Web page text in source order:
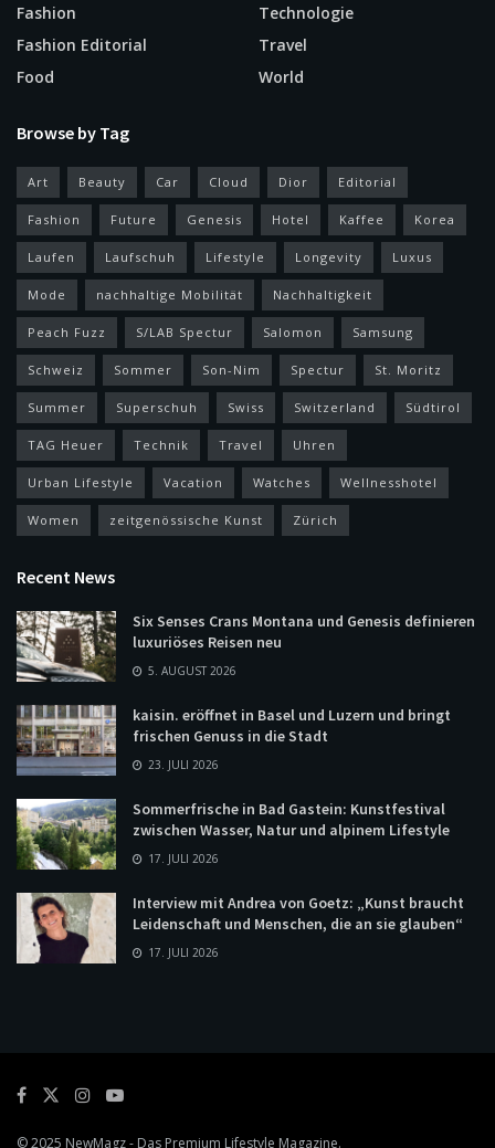
Fashion
Fashion Editorial
Food
Technologie
Travel
World
Browse by Tag
Art Beauty Car Cloud Dior Editorial
Fashion Future Genesis Hotel Kaffee Korea
Laufen Laufschuh Lifestyle Longevity Luxus
Mode nachhaltige Mobilität Nachhaltigkeit
Peach Fuzz S/LAB Spectur Salomon Samsung
Schweiz Sommer Son-Nim Spectur St. Moritz
Summer Superschuh Swiss Switzerland Südtirol
TAG Heuer Technik Travel Uhren
Urban Lifestyle Vacation Watches Wellnesshotel
Women zeitgenössische Kunst Zürich
Recent News
Six Senses Crans Montana und Genesis definieren
luxuriöses Reisen neu
5. AUGUST 2026
kaisin. eröffnet in Basel und Luzern und bringt
frischen Genuss in die Stadt
23. JULI 2026
Sommerfrische in Bad Gastein: Kunstfestival
zwischen Wasser, Natur und alpinem Lifestyle
17. JULI 2026
Interview mit Andrea von Goetz: „Kunst braucht
Leidenschaft und Menschen, die an sie glauben“
17. JULI 2026
© 2025 NewMagz- Das Premium Lifestyle Magazine.